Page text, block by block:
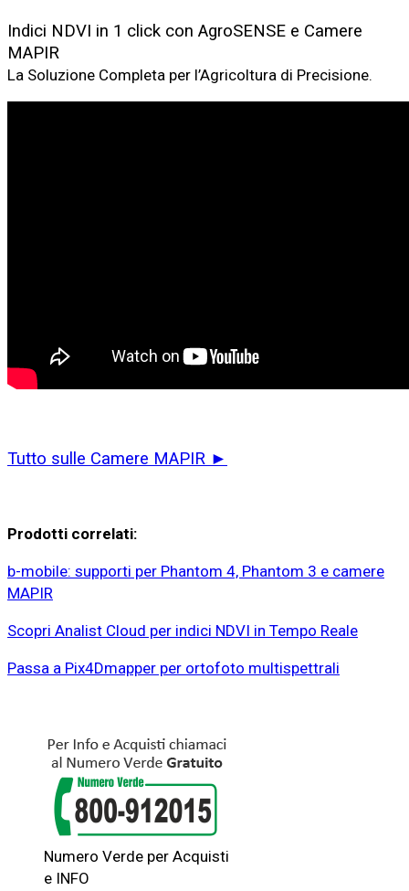
Indici NDVI in 1 click con AgroSENSE e Camere
MAPIR
La Soluzione Completa per l’Agricoltura di Precisione.
Tutto sulle Camere MAPIR ►
Prodotti correlati:
b-mobile: supporti per Phantom 4, Phantom 3 e camere
MAPIR
Scopri Analist Cloud per indici NDVI in Tempo Reale
Passa a Pix4Dmapper per ortofoto multispettrali
Numero Verde per Acquisti
e INFO